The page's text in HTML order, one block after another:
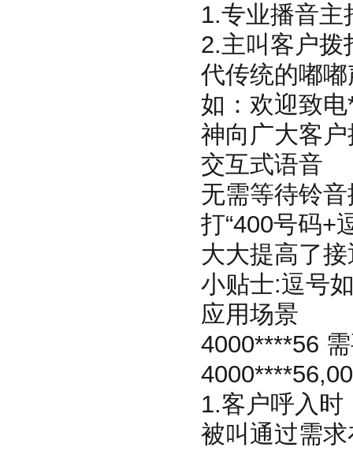
1.专业播音主
2.主叫客户拨
代传统的嘟
如：欢迎致
神向广大客
交互式语音
无需等待铃
打“400号码+
大大提高了
小贴士:逗号
应用场景
4000****56
1.客户呼入时
被叫通过需